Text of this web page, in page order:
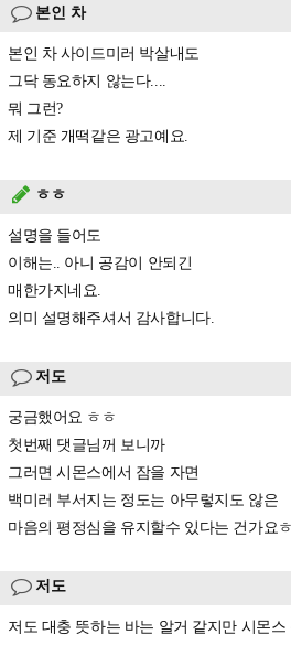
본인 차
본인 차 사이드미러 박살내도
그닥 동요하지 않는다....
뭐 그런?
제 기준 개떡같은 광고예요.
ㅎㅎ
설명을 들어도
이해는.. 아니 공감이 안되긴
매한가지네요.
의미 설명해주셔서 감사합니다.
저도
궁금했어요 ㅎㅎ
첫번째 댓글님꺼 보니까
그러면 시몬스에서 잠을 자면
백미러 부서지는 정도는 아무렇지도 않은
마음의 평정심을 유지할수 있다는 건가요
저도
저도 대충 뜻하는 바는 알거 같지만 시몬